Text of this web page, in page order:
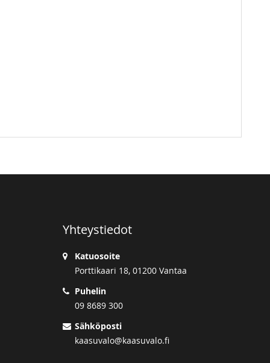
Yhteystiedot
Katuosoite
Porttikaari 18, 01200 Vantaa
Puhelin
09 8689 300
Sähköposti
kaasuvalo@kaasuvalo.fi